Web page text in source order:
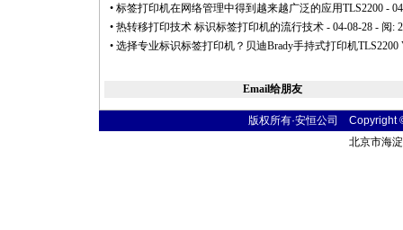
• 标签打印机在网络管理中得到越来越广泛的应用TLS2200 -
• 热转移打印技术 标识标签打印机的流行技术 - 04-08-28 - 阅:
• 选择专业标识标签打印机？贝迪Brady手持式打印机TLS2200
Email给朋友
版权所有·安恒公司
北京市海